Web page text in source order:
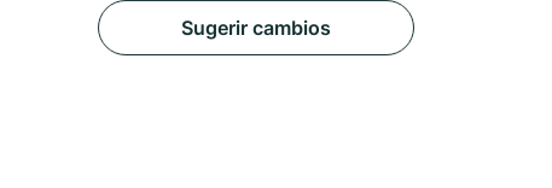
Sugerir cambios